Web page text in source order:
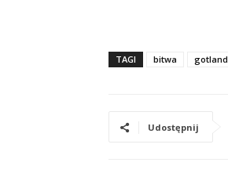
TAGI bitwa gotland
Udostępnij